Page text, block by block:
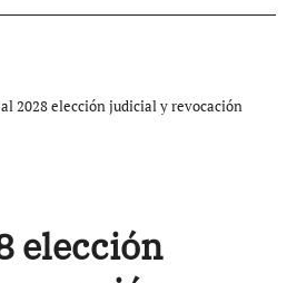
2028 elección judicial y revocación
elección